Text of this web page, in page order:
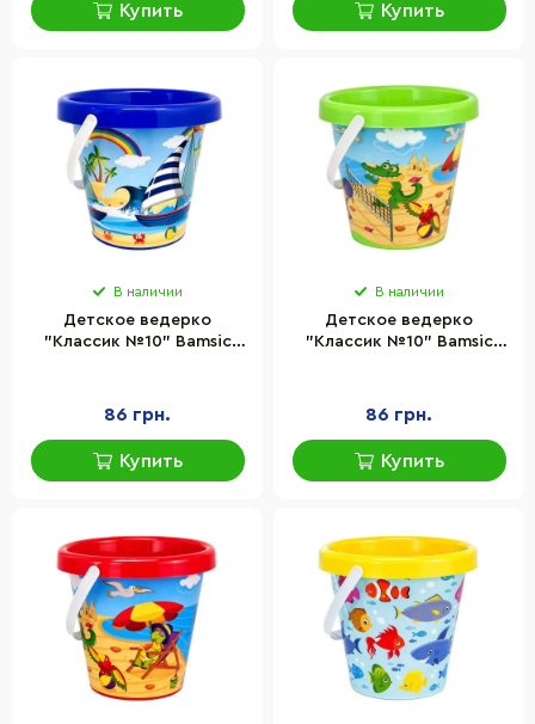
Купить Купить
В наличии
Детское ведерко
"Классик №10" Bamsic
86 грн.
Купить
В наличии
Детское ведерко
"Классик №10" Bamsic
86 грн.
Купить